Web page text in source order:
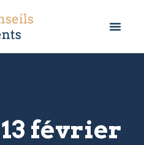
février